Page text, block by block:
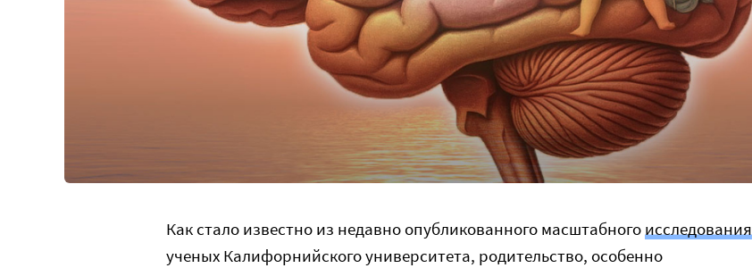
Как стало известно из недавно опубликованного масштабного исследования
ученых Калифорнийского университета, родительство, особенно